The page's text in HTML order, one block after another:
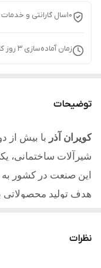
10سال گارانتی و خدمات پس از فروش مادام العمر
زمان آماده‌سازی 3 روز
توضیحات
کویران آذر با بیش از
شیرآلات ساختمانی،
این صنعت در کشور به
هدف تولید محصولاتی
فنی و تعهد به
نظرات